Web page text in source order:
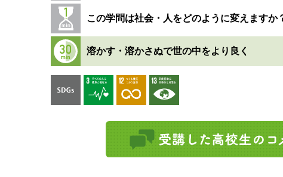
この学問は社会・人をどのように変えますか
溶かす・溶かさぬで世の中をより良く